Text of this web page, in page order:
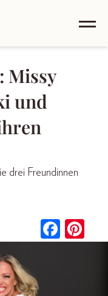
Missy
und
drei Freundinnen